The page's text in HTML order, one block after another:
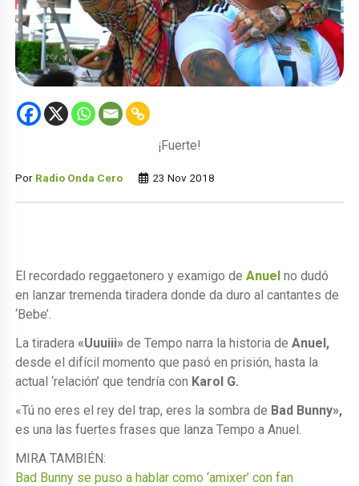
¡Fuerte!
Por Radio Onda Cero 23 Nov 2018
El recordado reggaetonero y examigo deAnuel no dudó
en lanzar tremenda tiradera donde da duro al cantantes de
‘Bebe’.
La tiradera«Uuuiii» de Tempo narra la historia deAnuel,
desde el difícil momento que pasó en prisión, hasta la
actual ‘relación’ que tendría con Karol G.
«Tú no eres el rey del trap, eres la sombra de Bad Bunny»,
es una las fuertes frases que lanza Tempo a Anuel.
MIRA TAMBIÉN:
Bad Bunny se puso a hablar como ‘amixer’ con fan